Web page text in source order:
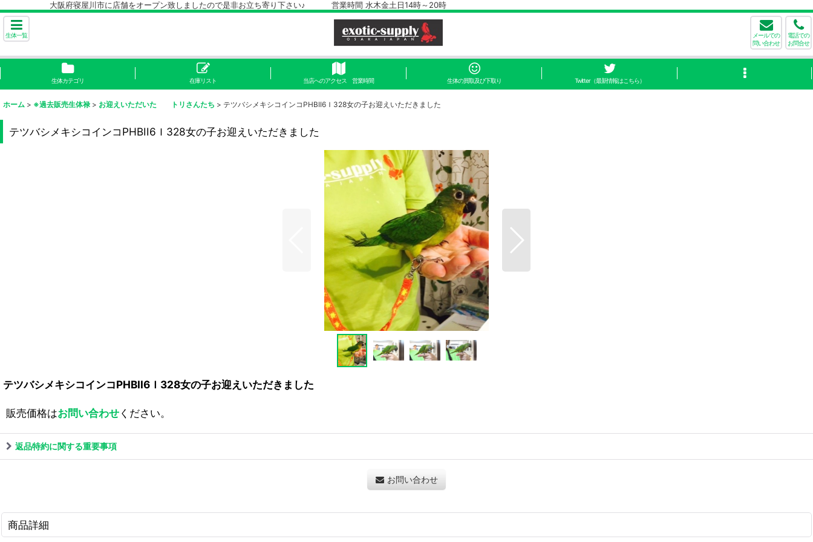
大阪府寝屋川市に店舗をオープン致しましたので是非お立ち寄り下さい♪ 営業時間 水木金土日14時～20時
生体一覧
メールでの
問い合わせ
電話での
お問合せ
生体カテゴリ 在庫リスト 当店へのアクセス 営業時間 生体の買取及び下取り Twitter（最新情報はこちら）
ホーム > ※過去販売生体禄 > お迎えいただいた トリさんたち > テツバシメキシコインコPHBII6Ｉ328女の子お迎えいただきました
テツバシメキシコインコPHBII6Ｉ328女の子お迎えいただきました
テツバシメキシコインコPHBII6Ｉ328女の子お迎えいただきました
販売価格はお問い合わせください。
返品特約に関する重要事項
お問い合わせ
商品詳細